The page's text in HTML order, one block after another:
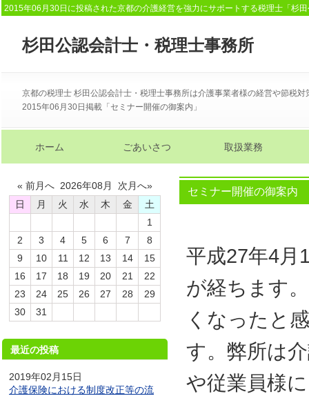
セミナー開催の御案内
2015年06月30日に投稿された京都の介護経営を強力にサポートする税理士「杉
京都の税理士 杉田公認会計士・税理士事務所は介護事業者様の経営や節税
2015年06月30日掲載「セミナー開催の御案内」
平成27年4月
が経ちます
くなったと
す。弊所は
や従業員様
« 前月へ 2026年08月 次月へ»
日
月 火 水 木 金
土
1
2
3 4 5 6 7
8
9
10 11 12 13 14
15
16
17 18 19 20 21
22
23
24 25 26 27 28
29
30
31
最近の投稿
2019年02月15日
介護保険における制度改正等の流
杉田公認会計士・税理士事務所
ホーム ごあいさつ 取扱業務